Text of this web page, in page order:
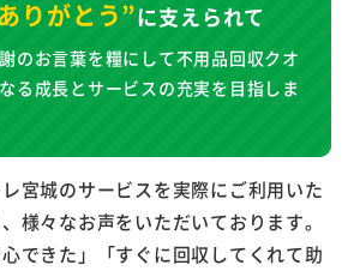
りがとう”に支えられて
のお言葉を糧にして不用品回収クオ
る成長とサービスの充実を目指しま
宮城のサービスを実際にご利用いた
様々なお声をいただいております。
心できた」「すぐに回収してくれて助